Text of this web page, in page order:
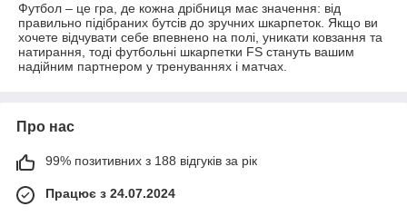
Футбол – це гра, де кожна дрібниця має значення: від
правильно підібраних бутсів до зручних шкарпеток. Якщо ви
хочете відчувати себе впевнено на полі, уникати ковзання та
натирання, тоді футбольні шкарпетки FS стануть вашим
надійним партнером у тренуваннях і матчах.
Про нас
99% позитивних з 188 відгуків за рік
Працює з 24.07.2024